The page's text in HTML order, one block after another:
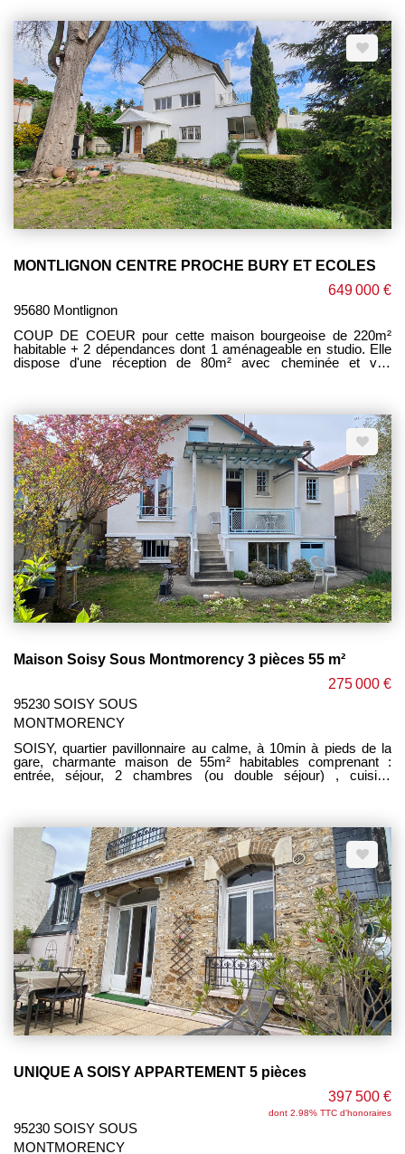
Rafraichissement à prévoir. PROCHE COLLEGE STADE BUS
EXCLUSIVITE PM IMMOBILIER CEGEY ----------------
HONORAIRES CHARGE VENDEUR ----------
MONTLIGNON CENTRE PROCHE BURY ET ECOLES
649 000 €
95680 Montlignon
COUP DE COEUR pour cette maison bourgeoise de 220m²
habitable + 2 dépendances dont 1 aménageable en studio. Elle
dispose d'une réception de 80m² avec cheminée et vue
Magnifique parc paysagé de 1680m² offrant intimité et un cadre
bucolique. Idéal pour une famille avec les écoles et commerces
de proximité à 5 minutes à pied. AFFAIRE RARE . TRES
BELLE OPPORTUNITE ; ----- HONORAIRES CHARGE
VENDEUR ----
Maison Soisy Sous Montmorency 3 pièces 55 m²
275 000 €
95230 SOISY SOUS
MONTMORENCY
SOISY, quartier pavillonnaire au calme, à 10min à pieds de la
gare, charmante maison de 55m² habitables comprenant :
entrée, séjour, 2 chambres (ou double séjour) , cuisine
vis. ------HONORAIRES CHARGE VENDEUR ---------------
UNIQUE A SOISY APPARTEMENT 5 pièces
397 500 €
dont 2.98% TTC d'honoraires
95230 SOISY SOUS
MONTMORENCY